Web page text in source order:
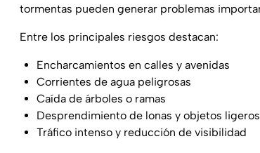
tormentas pueden generar problemas
Entre los principales riesgos destacan:
Encharcamientos en calles y avenidas
Corrientes de agua peligrosas
Caída de árboles o ramas
Desprendimiento de lonas y objetos ligeros
Tráfico intenso y reducción de visibilidad